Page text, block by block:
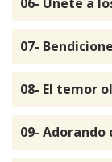
07-
08- El temor
09-